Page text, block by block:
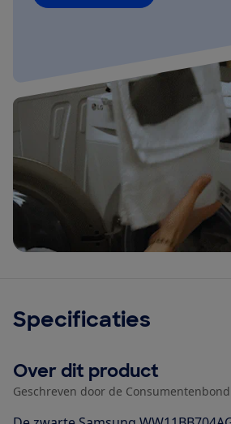
Specificaties
Over dit product
Geschreven door de Consumentenbond